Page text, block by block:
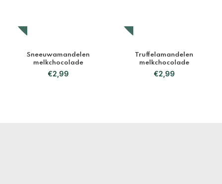
Sneeuwamandelen
melkchocolade
€2,99
Truffelamandelen
melkchocolade
€2,99